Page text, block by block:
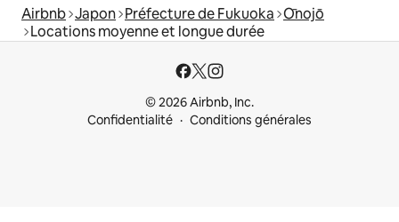
Airbnb Japon Préfecture de Fukuoka Ōnojō
Locations moyenne et longue durée
© 2026 Airbnb, Inc.
Confidentialité
Conditions générales